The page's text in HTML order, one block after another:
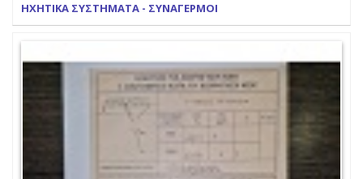
ΗΧΗΤΙΚΑ ΣΥΣΤΗΜΑΤΑ - ΣΥΝΑΓΕΡΜΟΙ